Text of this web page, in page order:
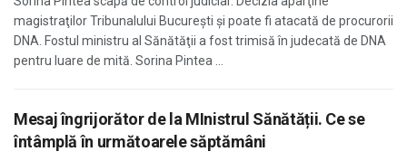
magistraţilor Tribunalului Bucureşti şi poate fi atacată de procurorii
DNA. Fostul ministru al Sănătăţii a fost trimisă în judecată de DNA
pentru luare de mită. Sorina Pintea ...
Mesaj îngrijorător de la MInistrul Sănătății. Ce se
întâmplă în următoarele săptămâni